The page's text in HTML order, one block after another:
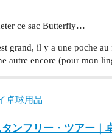
ce sac Butterfly…
grand, il y a une poche
autre encore (pour mon
卓球用品
タンフリー・ツアー｜